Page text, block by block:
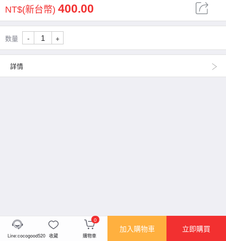
NT$(新台幣) 400.00
数量 - +
詳情
Line:cocogood520 收藏
0
購物車
加入購物車 立即購買